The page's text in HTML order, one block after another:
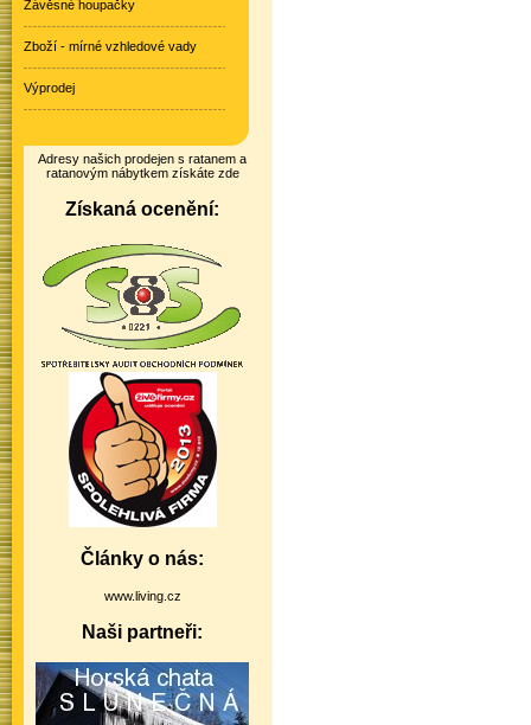
Závěsné houpačky
Zboží - mírné vzhledové vady
Výprodej
Adresy našich prodejen s ratanem a
ratanovým nábytkem získáte zde
Získaná ocenění:
Články o nás:
www.living.cz
Naši partneři: